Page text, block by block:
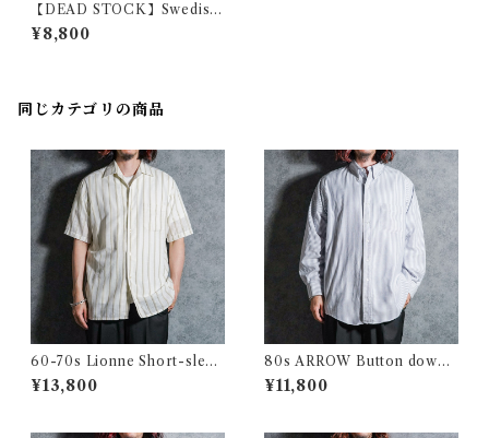
【DEAD STOCK】Swedish
Army Short Sleeve Surgica
l Gown スウェーデン軍 半袖
¥8,800
同じカテゴリの商品
60-70s Lionne Short-sleev
e Stripe Shirts フランス製 半
袖 ストライプ シャツ
¥13,800
80s ARROW Button down
Oxford Shirts アロー ボタン
ダウン オックスフォード シャ
¥11,800